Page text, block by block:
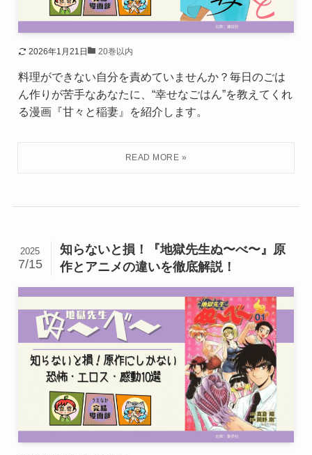
2026年1月21日 20巻以内
料理ができない自分を責めていませんか？毎日のごは
ん作りが苦手なあなたに、“幸せなごはん”を教えてくれ
る漫画『甘々と稲妻』を紹介します。
知らないと損！『地獄先生ぬ〜べ〜』原
作とアニメの違いを徹底解説！
2025
7/15